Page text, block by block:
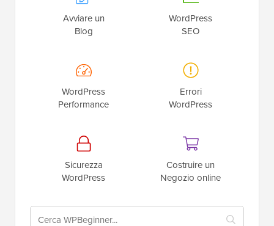
Avviare un
Blog
WordPress
SEO
WordPress
Performance
Errori
WordPress
Sicurezza
WordPress
Costruire un
Negozio online